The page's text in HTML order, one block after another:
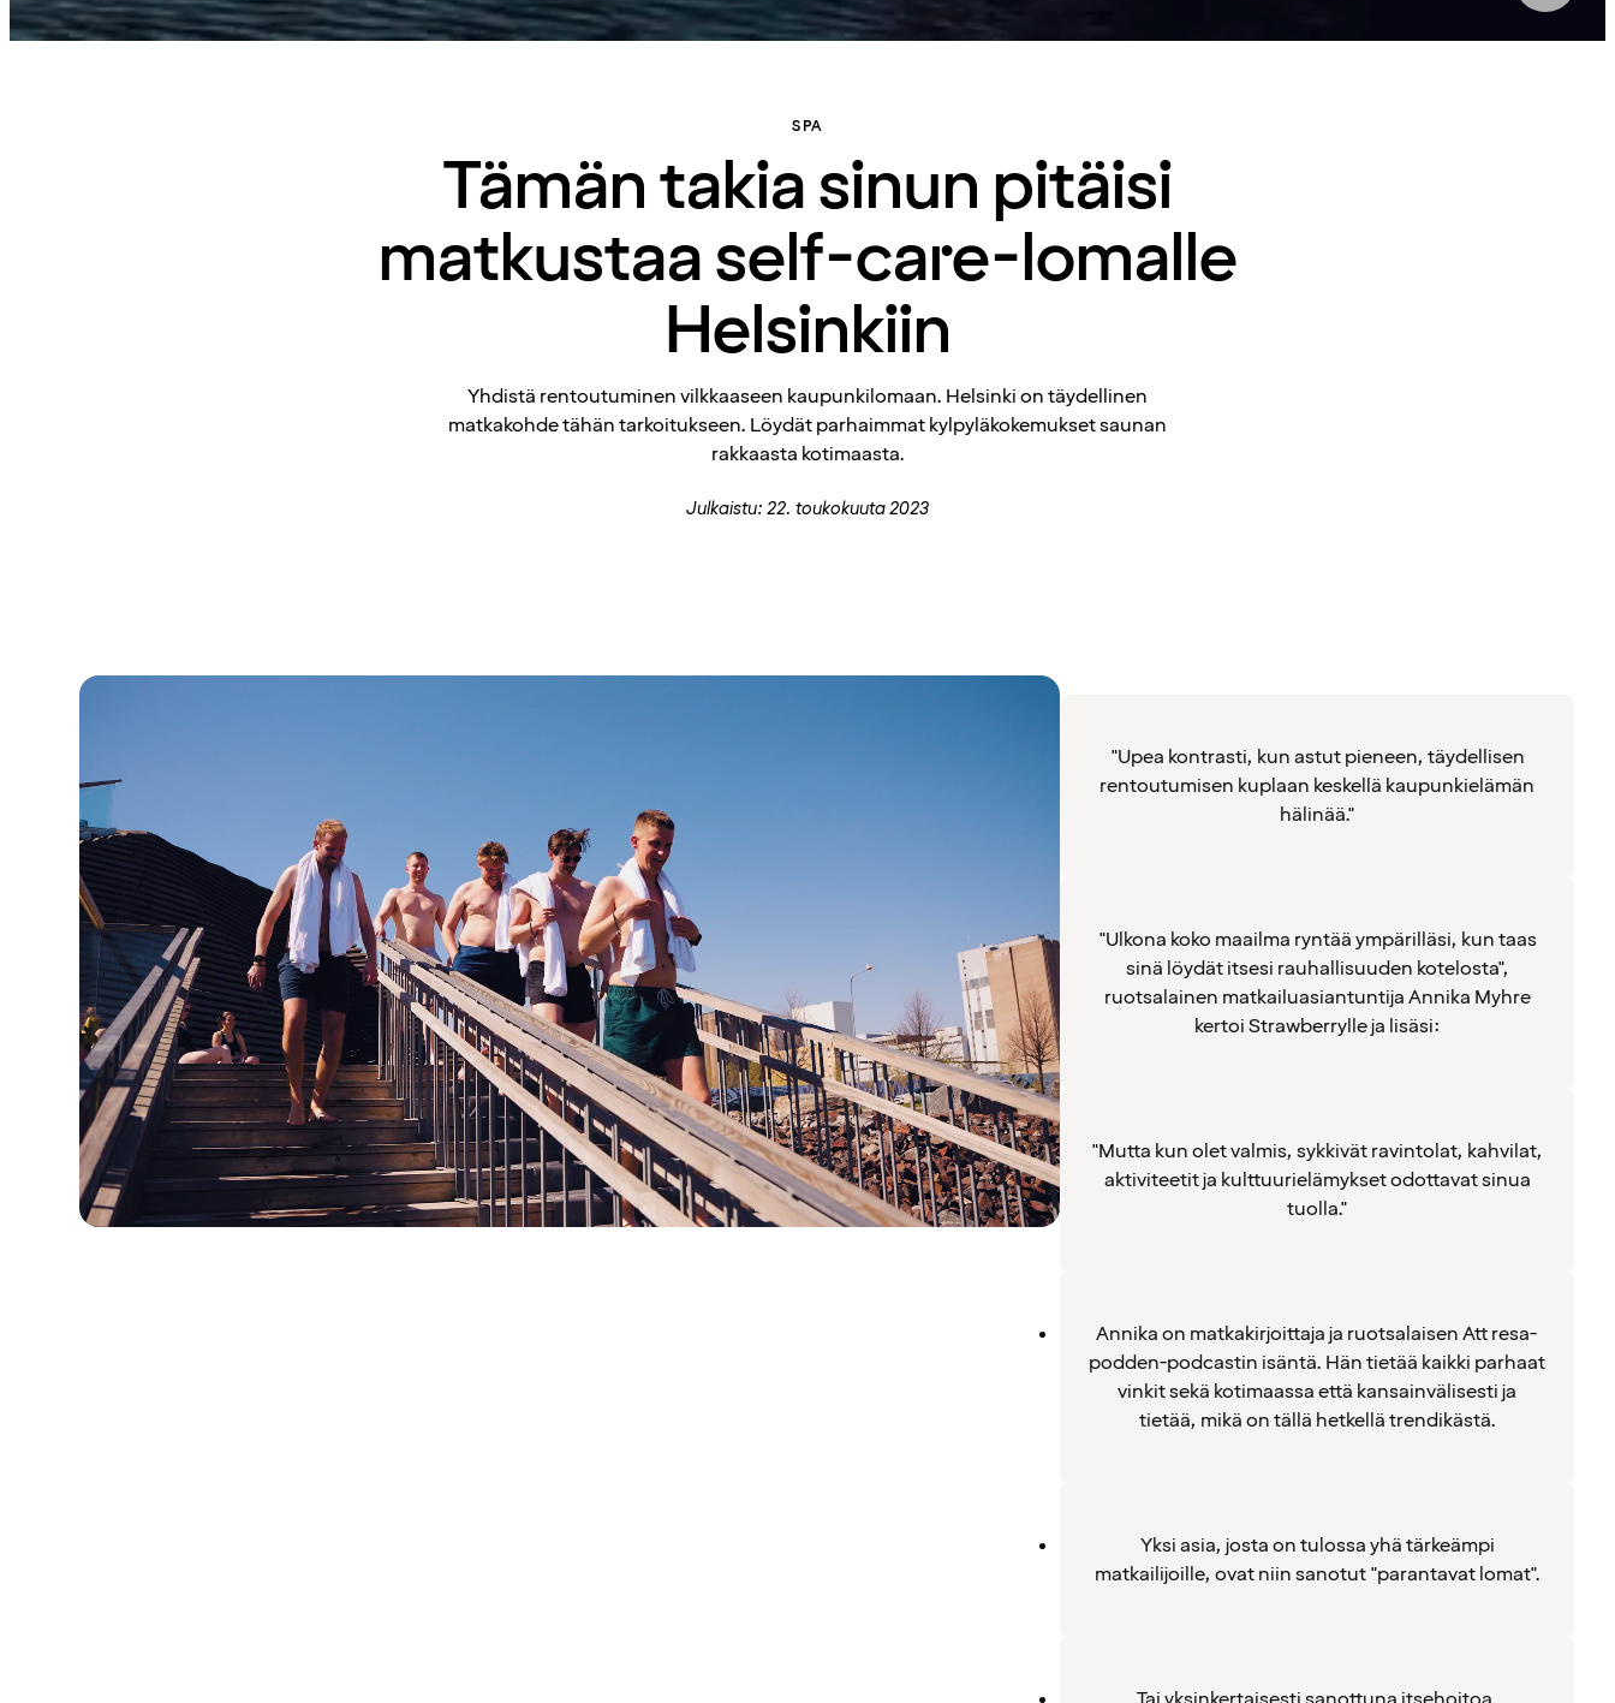
SPA
Tämän takia sinun pitäisi
matkustaa self-care-lomalle
Helsinkiin
Yhdistä rentoutuminen vilkkaaseen kaupunkilomaan. Helsinki on täydellinen
matkakohde tähän tarkoitukseen. Löydät parhaimmat kylpyläkokemukset saunan
rakkaasta kotimaasta.
Julkaistu: 22. toukokuuta 2023
"Upea kontrasti, kun astut pieneen, täydellisen
rentoutumisen kuplaan keskellä kaupunkielämän
hälinää."
"Ulkona koko maailma ryntää ympärilläsi, kun taas
sinä löydät itsesi rauhallisuuden kotelosta",
ruotsalainen matkailuasiantuntija Annika Myhre
kertoi Strawberrylle ja lisäsi:
"Mutta kun olet valmis, sykkivät ravintolat, kahvilat,
aktiviteetit ja kulttuurielämykset odottavat sinua
tuolla."
Annika on matkakirjoittaja ja ruotsalaisen Att resa-
podden-podcastin isäntä. Hän tietää kaikki parhaat
vinkit sekä kotimaassa että kansainvälisesti ja
tietää, mikä on tällä hetkellä trendikästä.
Yksi asia, josta on tulossa yhä tärkeämpi
matkailijoille, ovat niin sanotut "parantavat lomat".